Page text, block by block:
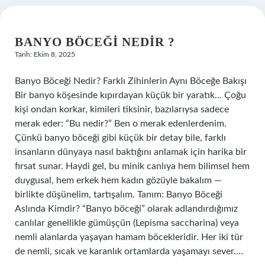
BANYO BÖCEĞI NEDIR ?
Tarih: Ekim 8, 2025
Banyo Böceği Nedir? Farklı Zihinlerin Aynı Böceğe Bakışı
Bir banyo köşesinde kıpırdayan küçük bir yaratık… Çoğu
kişi ondan korkar, kimileri tiksinir, bazılarıysa sadece
merak eder: “Bu nedir?” Ben o merak edenlerdenim.
Çünkü banyo böceği gibi küçük bir detay bile, farklı
insanların dünyaya nasıl baktığını anlamak için harika bir
fırsat sunar. Haydi gel, bu minik canlıya hem bilimsel hem
duygusal, hem erkek hem kadın gözüyle bakalım —
birlikte düşünelim, tartışalım. Tanım: Banyo Böceği
Aslında Kimdir? “Banyo böceği” olarak adlandırdığımız
canlılar genellikle gümüşçün (Lepisma saccharina) veya
nemli alanlarda yaşayan hamam böcekleridir. Her iki tür
de nemli, sıcak ve karanlık ortamlarda yaşamayı sever.…